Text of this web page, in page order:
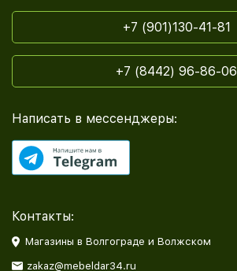
+7 (901)130-41-81
+7 (8442) 96-86-06
Написать в мессенджеры:
Контакты:
Магазины в Волгограде и Волжском
zakaz@mebeldar34.ru